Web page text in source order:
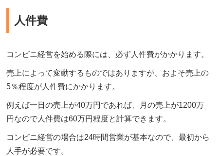
人件費
コンビニ経営を始める際には、必ず人件費がかかります。
売上によって変動するものではありますが、およそ売上の
5％程度が人件費にかかります。
例えば一日の売上が40万円であれば、月の売上が1200万
円なので人件費は60万円程度と計算できます。
コンビニ経営の場合は24時間営業が基本なので、最初から
人手が必要です。